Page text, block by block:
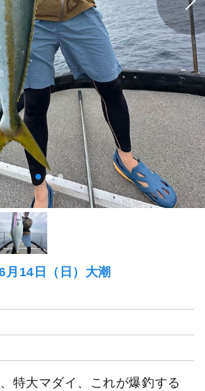
月14日（日）大潮
特大マダイ、これが爆釣する